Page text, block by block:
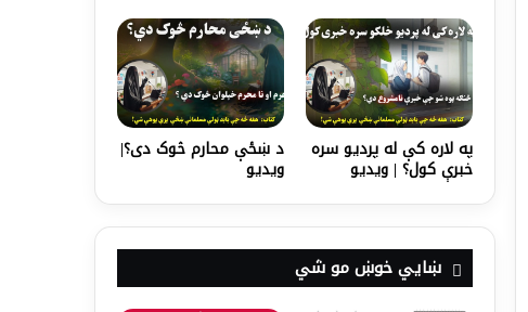
په لاره کې له پردیو سره
خبرې کول؟ | ویدیو
د ښځې محارم څوک دی؟|
ویدیو
ښايي خوښ مو شي